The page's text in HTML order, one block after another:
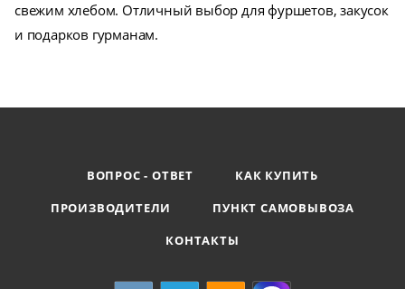
свежим хлебом. Отличный выбор для фуршетов, закусок
и подарков гурманам.
ВОПРОС - ОТВЕТ
КАК КУПИТЬ
ПРОИЗВОДИТЕЛИ
ПУНКТ САМОВЫВОЗА
КОНТАКТЫ